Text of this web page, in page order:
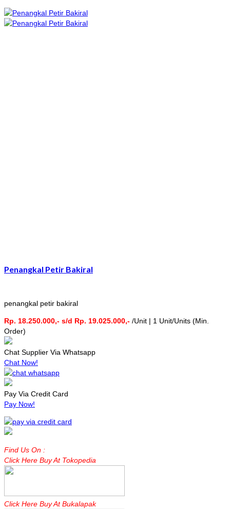
Penangkal Petir Bakiral
penangkal petir bakiral
Rp. 18.250.000,- s/d Rp. 19.025.000,- /Unit | 1 Unit/Units (Min.
Order)
Chat Supplier Via Whatsapp
Chat Now!
Pay Via Credit Card
Pay Now!
Find Us On :
Click Here Buy At Tokopedia
Click Here Buy At Bukalapak